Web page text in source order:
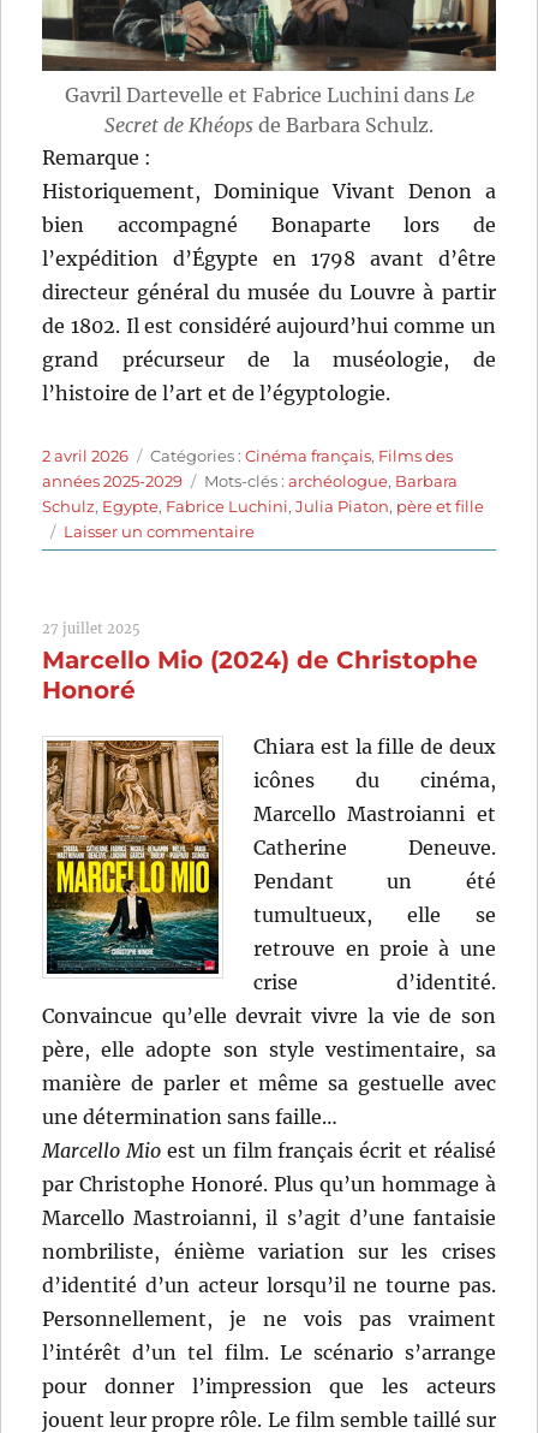
Gavril Dartevelle et Fabrice Luchini dans Le
Secret de Khéops de Barbara Schulz.
Remarque :
Historiquement, Dominique Vivant Denon a
bien accompagné Bonaparte lors de
l’expédition d’Égypte en 1798 avant d’être
directeur général du musée du Louvre à partir
de 1802. Il est considéré aujourd’hui comme un
grand précurseur de la muséologie, de
l’histoire de l’art et de l’égyptologie.
Publié
le
2 avril 2026 Catégories
Catégories :Cinéma français, Films des
années 2025-2029
Étiquettes
Mots-clés :archéologue, Barbara
Schulz, Egypte, Fabrice Luchini,Julia Piaton, père et fille
Laisser un commentairesur
Le
(2025)
27 juillet 2025
Marcello Mio (2024) de Christophe
Honoré
Chiara est la fille de deux
icônes du cinéma,
Marcello Mastroianni et
Catherine Deneuve.
Pendant un été
tumultueux, elle se
retrouve en proie à une
crise d’identité.
Convaincue qu’elle devrait vivre la vie de son
père, elle adopte son style vestimentaire, sa
manière de parler et même sa gestuelle avec
une détermination sans faille…
Marcello Mio est un film français écrit et réalisé
par Christophe Honoré. Plus qu’un hommage à
Marcello Mastroianni, il s’agit d’une fantaisie
nombriliste, énième variation sur les crises
d’identité d’un acteur lorsqu’il ne tourne pas.
Personnellement, je ne vois pas vraiment
l’intérêt d’un tel film. Le scénario s’arrange
pour donner l’impression que les acteurs
jouent leur propre rôle. Le film semble taillé sur